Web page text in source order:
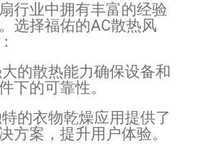
行业中拥有丰富的经验
选择福佑的AC散热风
的散热能力确保设备和
下的可靠性。
的衣物乾燥应用提供了
方案，提升用户体验。